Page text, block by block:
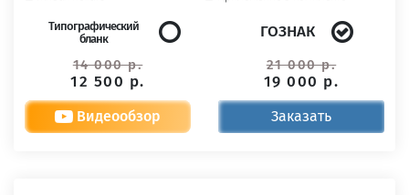
Типографический
бланк
14 000 р.
12 500 р.
ГОЗНАК
21 000 р.
19 000 р.
Видеообзор Заказать